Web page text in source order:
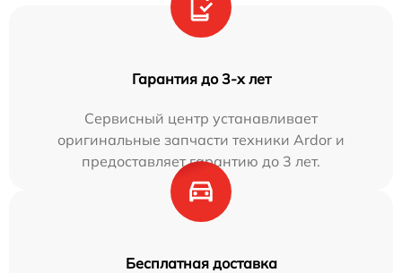
Гарантия до 3-х лет
Сервисный центр устанавливает
оригинальные запчасти техники Ardor и
предоставляет гарантию до 3 лет.
Бесплатная доставка